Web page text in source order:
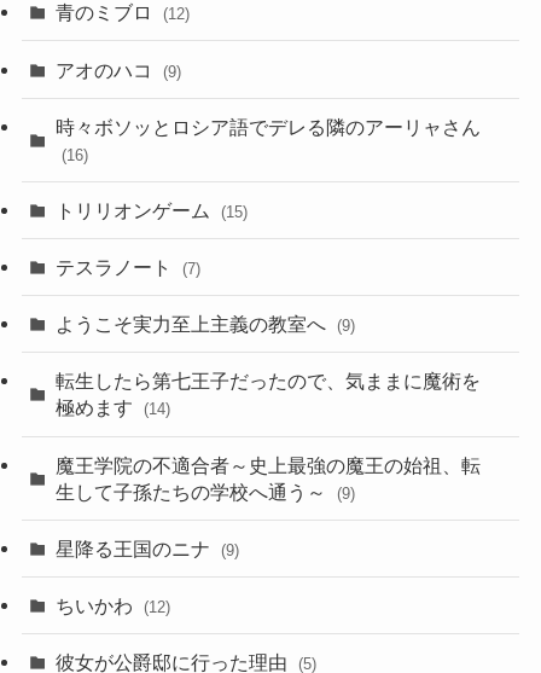
青のミブロ (12)
アオのハコ (9)
時々ボソッとロシア語でデレる隣のアーリャさん
(16)
トリリオンゲーム (15)
テスラノート (7)
ようこそ実力至上主義の教室へ (9)
転生したら第七王子だったので、気ままに魔術を
極めます
(14)
魔王学院の不適合者～史上最強の魔王の始祖、転
生して子孫たちの学校へ通う～
(9)
星降る王国のニナ (9)
ちいかわ (12)
彼女が公爵邸に行った理由 (5)